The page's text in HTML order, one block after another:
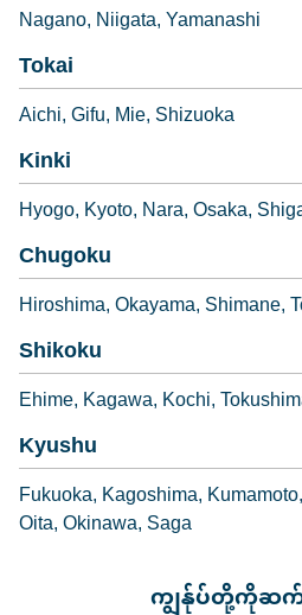
Nagano Niigata Yamanashi
Tokai
Aichi Gifu Mie Shizuoka
Kinki
Hyogo Kyoto Nara Osaka
Chugoku
Hiroshima Okayama Shimane
Shikoku
Ehime Kagawa Kochi
Kyushu
Fukuoka Kagoshima Kumamoto
Oita Okinawa Saga
ကျွန်ုပ်တို့ကိုဆ